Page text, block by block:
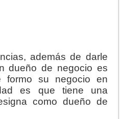
además de darle
dueño de negocio es
formo su negocio en
es que tiene una
como dueño de